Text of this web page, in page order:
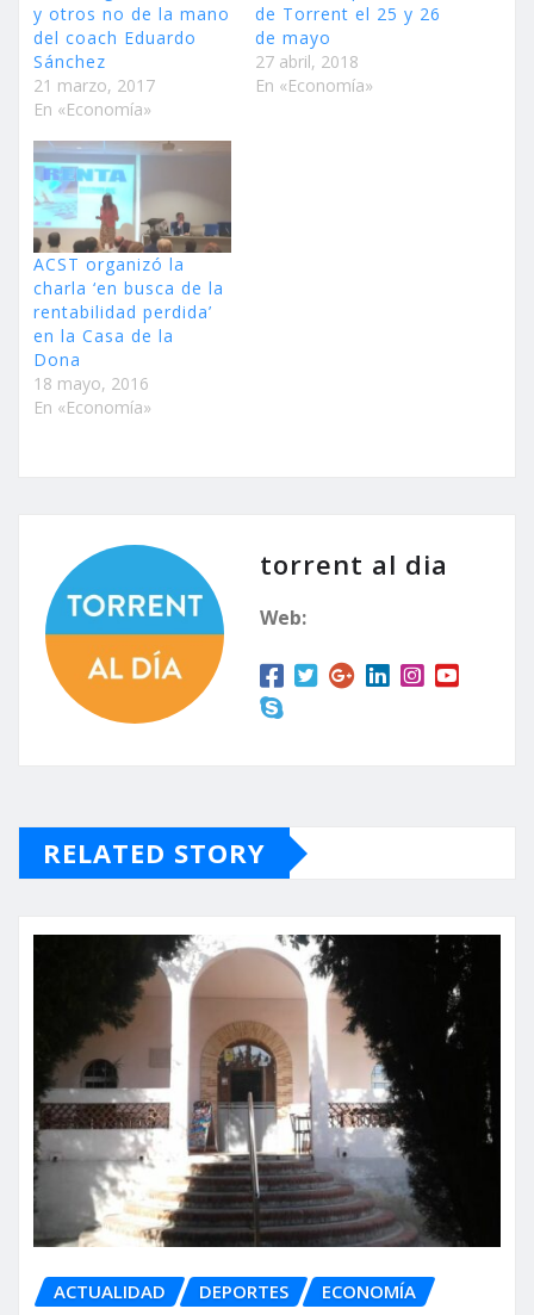
y otros no de la mano
del coach Eduardo
Sánchez
21 marzo, 2017
En «Economía»
de Torrent el 25 y 26
de mayo
27 abril, 2018
En «Economía»
ACST organizó la
charla ‘en busca de la
rentabilidad perdida’
en la Casa de la
Dona
18 mayo, 2016
En «Economía»
torrent al dia
Web:
RELATED STORY
ACTUALIDAD DEPORTES ECONOMÍA